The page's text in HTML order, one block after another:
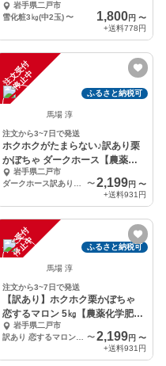
岩手県二戸市
雪化粧3㎏(中2玉) 〜 1,800円 〜
+送料778円
注
文
受
付
停
止
中
ふるさと納税可
馬場 淳
注文から3~7日で発送
ホクホクがたまらない♪訳あり栗
かぼちゃ ダークホース【農薬化
学肥料不使用】
岩手県二戸市
〜2,199円 〜
+送料931円
注
文
受
付
停
止
中 ふるさと納税可
馬場 淳
注文から3~7日で発送
【訳あり】ホクホク栗かぼちゃ
恋するマロン 5㎏【農薬化学肥料
不使用】
岩手県二戸市
訳あり 恋するマロン 5kg
〜2,199円 〜
+送料931円